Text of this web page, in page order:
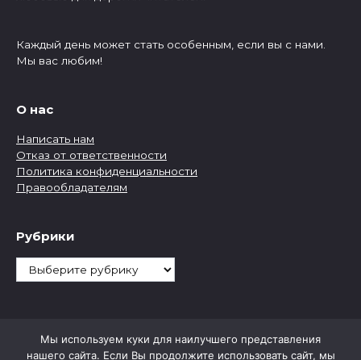
Каждый день может стать особенным, если вы с нами.
Мы вас любим!
О нас
Написать нам
Отказ от ответственности
Политика конфиденциальности
Правообладателям
Рубрики
Рубрики
Мы используем куки для наилучшего представления
нашего сайта. Если Вы продолжите использовать сайт, мы